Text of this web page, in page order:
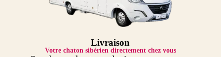
Livraison
Votre chaton sibérien directement chez vous